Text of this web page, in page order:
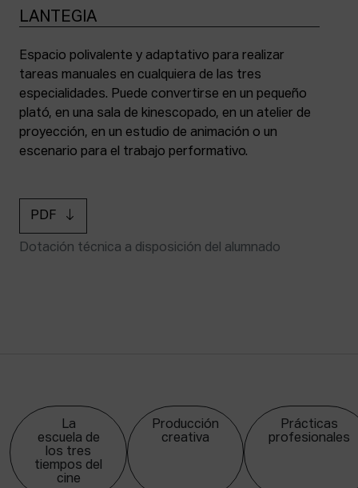
LANTEGIA
Espacio polivalente y adaptativo para realizar
tareas manuales en cualquiera de las tres
especialidades. Puede convertirse en un pequeño
plató, en una sala de kinescopado, en un atelier de
proyección, en un estudio de animación o un
escenario para el trabajo performativo.
PDF
Dotación técnica a disposición del alumnado
La
escuela de
los tres
tiempos del
cine
Producción
creativa
Prácticas
profesionales